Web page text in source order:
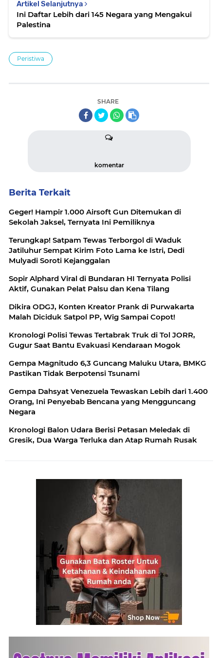
Artikel Selanjutnya
Ini Daftar Lebih dari 145 Negara yang Mengakui
Palestina
Peristiwa
SHARE
komentar
Berita Terkait
Geger! Hampir 1.000 Airsoft Gun Ditemukan di
Sekolah Jaksel, Ternyata Ini Pemiliknya
Terungkap! Satpam Tewas Terborgol di Waduk
Jatiluhur Sempat Kirim Foto Lama ke Istri, Dedi
Mulyadi Soroti Kejanggalan
Sopir Alphard Viral di Bundaran HI Ternyata Polisi
Aktif, Gunakan Pelat Palsu dan Kena Tilang
Dikira ODGJ, Konten Kreator Prank di Purwakarta
Malah Diciduk Satpol PP, Wig Sampai Copot!
Kronologi Polisi Tewas Tertabrak Truk di Tol JORR,
Gugur Saat Bantu Evakuasi Kendaraan Mogok
Gempa Magnitudo 6,3 Guncang Maluku Utara, BMKG
Pastikan Tidak Berpotensi Tsunami
Gempa Dahsyat Venezuela Tewaskan Lebih dari 1.400
Orang, Ini Penyebab Bencana yang Mengguncang
Negara
Kronologi Balon Udara Berisi Petasan Meledak di
Gresik, Dua Warga Terluka dan Atap Rumah Rusak